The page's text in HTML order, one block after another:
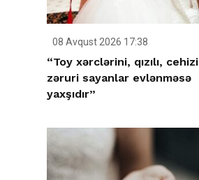
08 Avqust 2026 17:38
“Toy xərclərini, qızılı, cehizi
zəruri sayanlar evlənməsə
yaxşıdır”